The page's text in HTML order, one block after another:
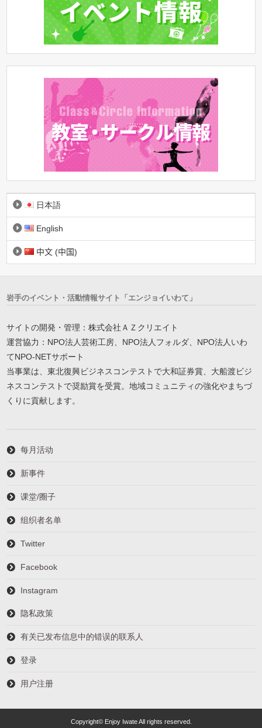
日本語
English
中文 (中国)
岩手のイベント・活動情報サイト「エンジョイいわて」
サイトの開発・管理：株式会社ＡＺクリエイト
運営協力：NPO法人芸術工房、NPO法人フォルダ、NPO法人いわ
てNPO-NETサポート
当事業は、東北復興ビジネスコンテストで大和証券賞、大船渡ビジ
ネスコンテストで奨励賞を受賞。地域コミュニティの強化やまちづ
くりに貢献します。
每月活动
新事件
课堂/圈子
组织者名单
Twitter
Facebook
Instagram
隐私政策
有关已发布信息中的错误的联系人
登录
用户注册
Copyright© Enjoy Iwate All rights reserved.